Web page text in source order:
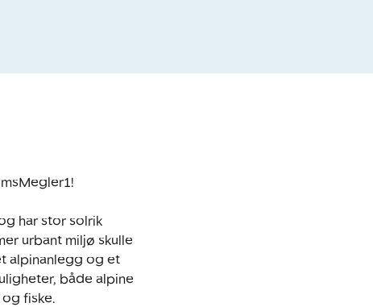
har stor solrik
urbant miljø skulle
alpinanlegg og et
både alpine
fiske.